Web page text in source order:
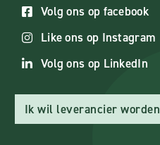
Volg ons op facebook
Like ons op Instagram
Volg ons op LinkedIn
Ik wil leverancier worden